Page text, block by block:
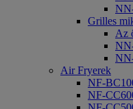
Grilles
Az
Air Fryerek
NF-
NF-